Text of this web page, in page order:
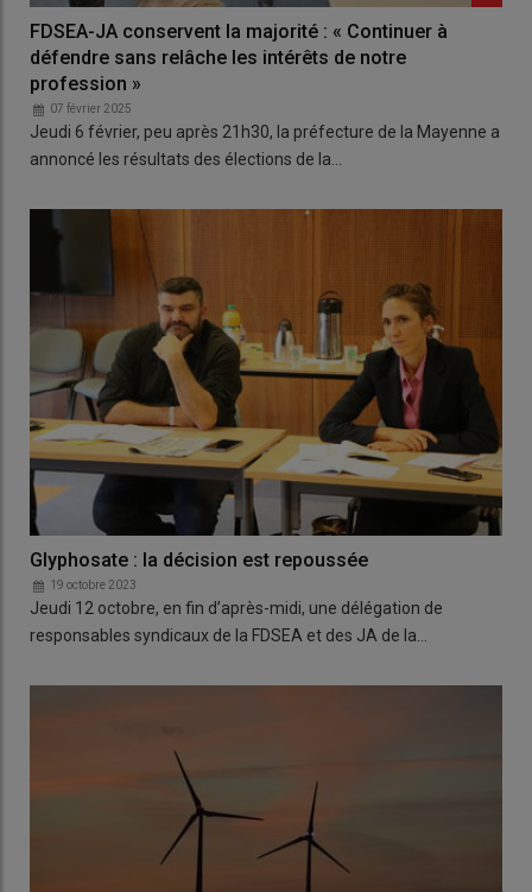
FDSEA-JA conservent la majorité : « Continuer à
défendre sans relâche les intérêts de notre
profession »
07 février 2025
Jeudi 6 février, peu après 21h30, la préfecture de la Mayenne a
annoncé les résultats des élections de la…
Glyphosate : la décision est repoussée
19 octobre 2023
Jeudi 12 octobre, en fin d’après-midi, une délégation de
responsables syndicaux de la FDSEA et des JA de la…